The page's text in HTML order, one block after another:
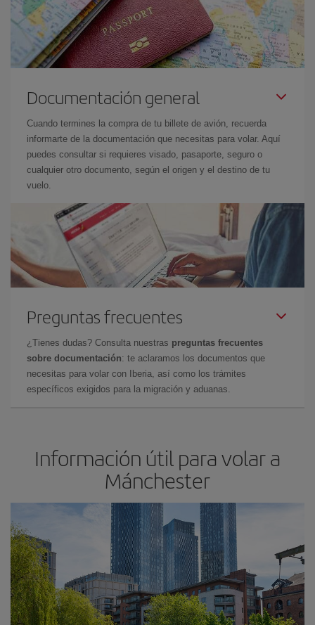
Documentación general
Cuando termines la compra de tu billete de avión, recuerda
informarte de la documentación que necesitas para volar. Aquí
puedes consultar si requieres visado, pasaporte, seguro o
cualquier otro documento, según el origen y el destino de tu
vuelo.
Preguntas frecuentes
¿Tienes dudas? Consulta nuestras preguntas frecuentes
sobre documentación: te aclaramos los documentos que
necesitas para volar con Iberia, así como los trámites
específicos exigidos para la migración y aduanas.
Información útil para volar a
Mánchester